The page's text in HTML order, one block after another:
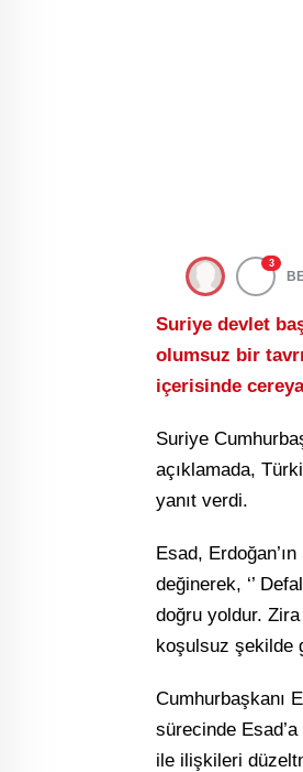
3
Suriye devlet
olumsuz bir
içerisinde
Suriye
açıklamada,
yanıt verdi.
Esad,
değinerek, ‘’
doğru yoldur.
koşulsuz şekilde
Cumhurbaşkanı
sürecinde
ile ilişkileri